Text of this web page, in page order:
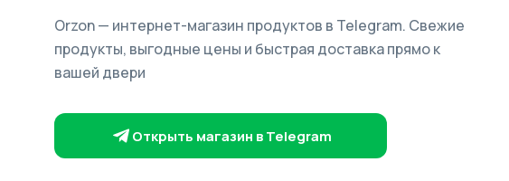
Orzon — интернет-магазин продуктов в Telegram. Свежие
продукты, выгодные цены и быстрая доставка прямо к
вашей двери
Открыть магазин в Telegram